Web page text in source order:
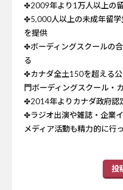
✤2009年より1万人以上の
✤5,000人以上の未成年留学
を提供
✤ボーディングスクールの
る
✤カナダ全土150を超える
門ボーディングスクール・
✤2014年よりカナダ政府認
✤ラジオ出演や雑誌・企業
メディア活動も精力的に行
投